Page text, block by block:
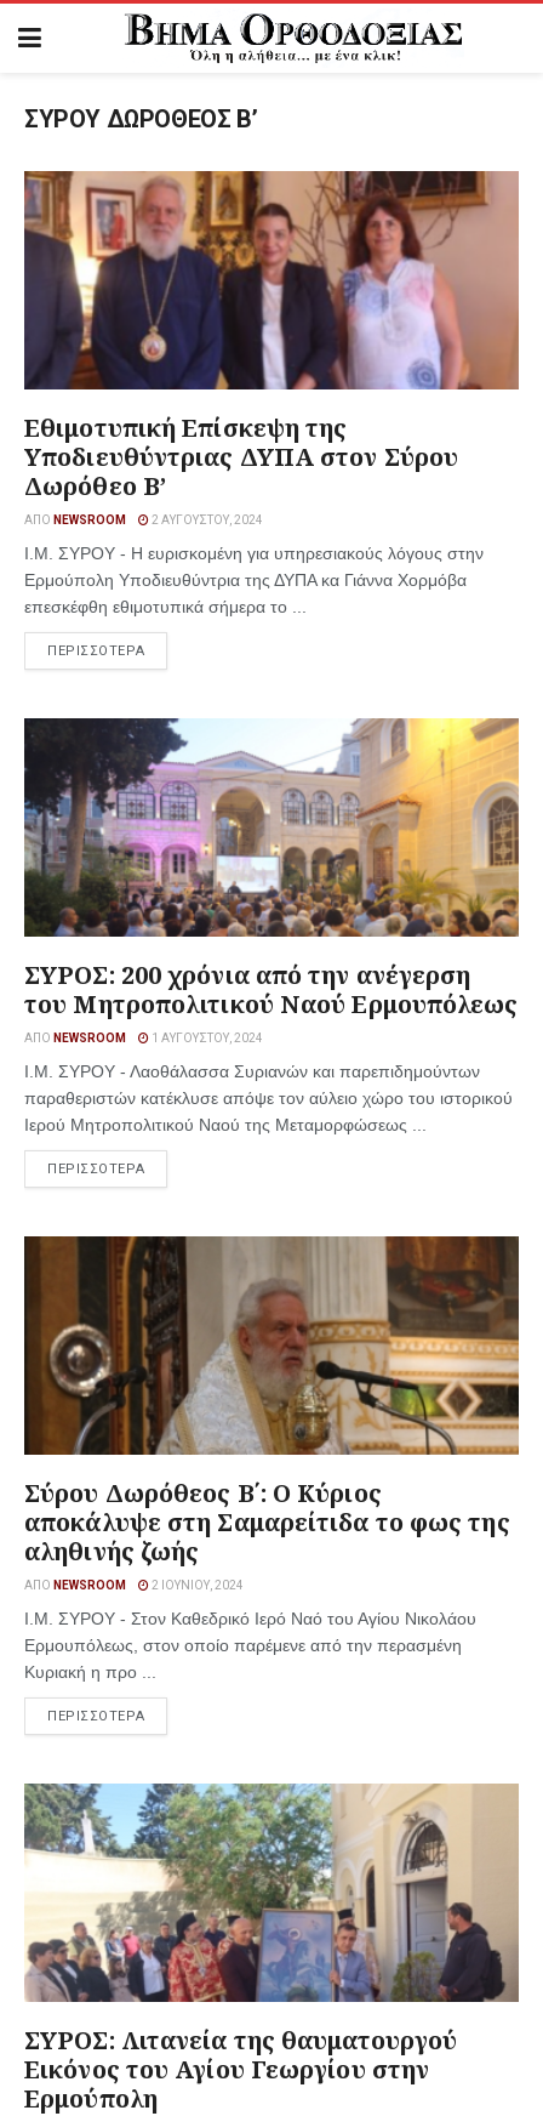
ΣΥΡΟΥ ΔΩΡΟΘΕΟΣ Β’
Εθιμοτυπική Επίσκεψη της
Υποδιευθύντριας ΔΥΠΑ στον Σύρου
Δωρόθεο Β’
ΑΠΌ NEWSROOM 2 ΑΥΓΟΎΣΤΟΥ, 2024
Ι.Μ. ΣΥΡΟΥ - Η ευρισκομένη για υπηρεσιακούς λόγους στην
Ερμούπολη Υποδιευθύντρια της ΔΥΠΑ κα Γιάννα Χορμόβα
επεσκέφθη εθιμοτυπικά σήμερα το ...
ΠΕΡΙΣΣΟΤΕΡΑ
ΣΥΡΟΣ: 200 χρόνια από την ανέγερση
του Μητροπολιτικού Ναού Ερμουπόλεως
ΑΠΌ NEWSROOM 1 ΑΥΓΟΎΣΤΟΥ, 2024
Ι.Μ. ΣΥΡΟΥ - Λαοθάλασσα Συριανών και παρεπιδημούντων
παραθεριστών κατέκλυσε απόψε τον αύλειο χώρο του ιστορικού
Ιερού Μητροπολιτικού Ναού της Μεταμορφώσεως ...
ΠΕΡΙΣΣΟΤΕΡΑ
Σύρου Δωρόθεος Β΄: Ο Κύριος
αποκάλυψε στη Σαμαρείτιδα το φως της
αληθινής ζωής
ΑΠΌ NEWSROOM 2 ΙΟΥΝΊΟΥ, 2024
I.M. ΣΥΡΟΥ - Στον Καθεδρικό Ιερό Ναό του Αγίου Νικολάου
Ερμουπόλεως, στον οποίο παρέμενε από την περασμένη
Κυριακή η προ ...
ΠΕΡΙΣΣΟΤΕΡΑ
ΣΥΡΟΣ: Λιτανεία της θαυματουργού
Εικόνος του Αγίου Γεωργίου στην
Ερμούπολη